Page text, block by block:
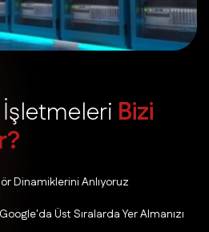
İşletmeleri Bizi
r?
Dinamiklerini Anlıyoruz
Üst Sıralarda Yer Almanızı